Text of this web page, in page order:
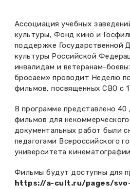
Проекты и
Научные
Фонды и
Музей В.Г.
КПЦ им. свт.
Научно-
Мемориальный
Повышение
Ассоциация учебных
культуры, Фонд кино и
поддержке Государственной
культуры Российской
инвалидам и ветеранам-
бросаем» проводит Неделю
фильмов, посвященных СВО с
В программе представлено
фильмов для некоммерческого
документальных работ были
педагогами Всероссийского
университета
Фильмы будут доступны для
https://a-cult.ru/pages/